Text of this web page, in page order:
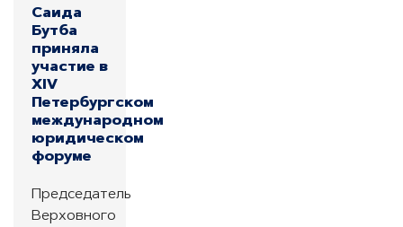
Саида
Бутба
приняла
участие в
XIV
Петербургском
международном
юридическом
форуме
Председатель
Верховного